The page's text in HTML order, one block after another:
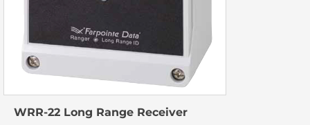
WRR-22 Long Range Receiver